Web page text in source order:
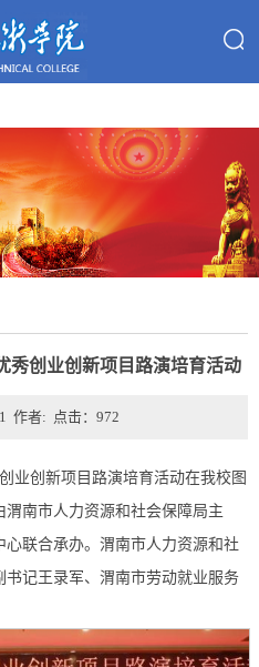
秀创业创新项目路演培育活动
作者: 点击： 972
业创新项目路演培育活动在我校图
南市人力资源和社会保障局主
联合承办。渭南市人力资源和社
记王录军、渭南市劳动就业服务